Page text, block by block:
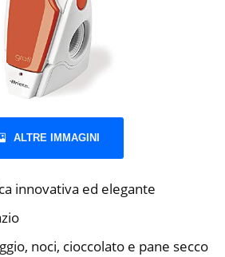
ALTRE IMMAGINI
innovativa ed elegante
noci, cioccolato e pane secco